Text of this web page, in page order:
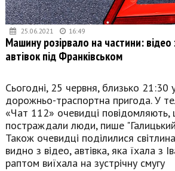
25.06.2021 16:49
Машину розірвало на частини: відео
автівок під Франківськом
Сьогодні, 25 червня, близько 21:30
дорожньо-траспортна пригода. У
«Чат 112» очевидці повідомляють,
постраждали люди, пише
Також очевидці поділилися
видно з відео, автівка, яка їхала з
раптом виїхала на зустрічну смугу